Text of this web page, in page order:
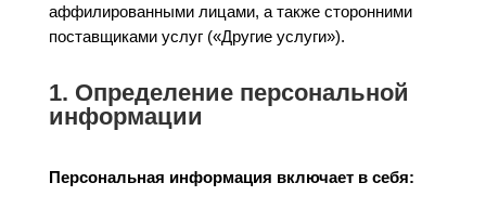
аффилированными лицами, а также сторонними
поставщиками услуг («Другие услуги»).
1. Определение персональной
информации
Персональная информация включает в себя: